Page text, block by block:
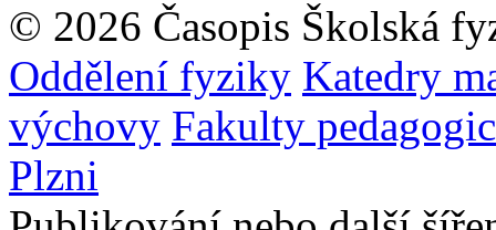
© 2026 Časopis Školská
Oddělení fyziky Katedry
výchovy Fakulty
Plzni